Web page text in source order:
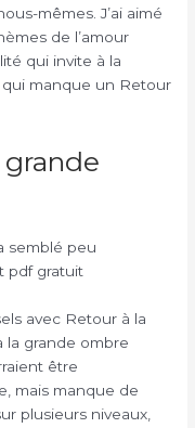
mêmes. J’ai aimé
de l’amour
qui invite à la
manque un Retour
semblé peu
pdf gratuit
avec Retour à la
la grande ombre
être
mais manque de
plusieurs niveaux,